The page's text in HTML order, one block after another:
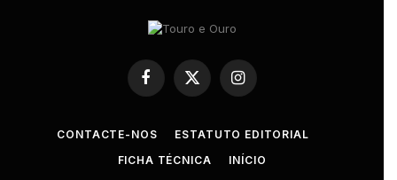
Facebook
X
(Twitter)
Instagram
CONTACTE-NOS
ESTATUTO EDITORIAL
FICHA TÉCNICA
INÍCIO